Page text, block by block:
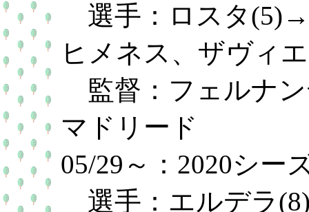
選手：ロスタ
ヒメネス、ザヴィ
監督：フェルナ
マドリード
05/29～：2020シー
選手：エルデラ